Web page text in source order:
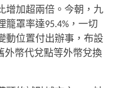
增加超兩倍。今朝，九
罩率達95.4%，一切
動位置付出辦事，布設
外幣代兌點等外幣兌換